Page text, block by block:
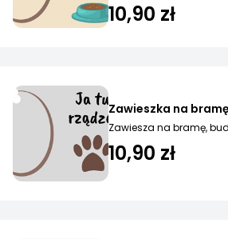
10,90 zł
Zawieszka na
Zawiesza na bramę,
10,90 zł